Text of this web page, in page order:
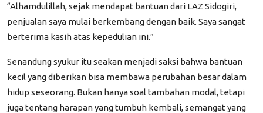
“Alhamdulillah, sejak mendapat bantuan dari LAZ Sidogiri,
penjualan saya mulai berkembang dengan baik. Saya sangat
berterima kasih atas kepedulian ini.”
Senandung syukur itu seakan menjadi saksi bahwa bantuan
kecil yang diberikan bisa membawa perubahan besar dalam
hidup seseorang. Bukan hanya soal tambahan modal, tetapi
juga tentang harapan yang tumbuh kembali, semangat yang